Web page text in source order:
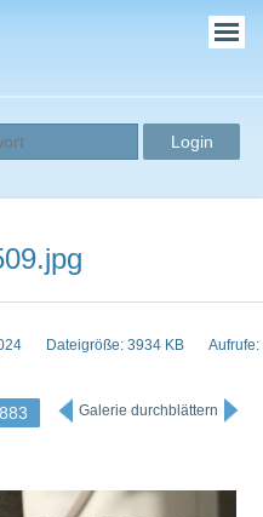
Dateigröße: 3934 KB
Aufrufe:
Galerie durchblättern